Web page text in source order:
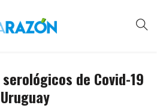
de Covid-19